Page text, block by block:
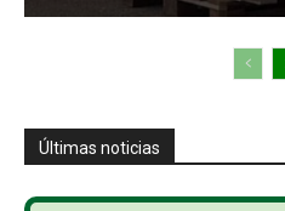
Últimas noticias